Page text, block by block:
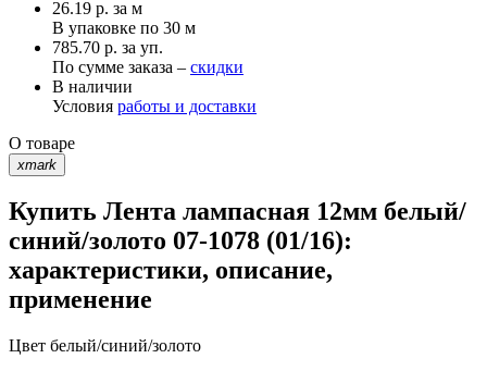
26.19 р. за м
В упаковке по 30 м
785.70 р. за уп.
По сумме заказа – скидки
В наличии
Условия работы и доставки
О товаре
xmark
Купить Лента лампасная 12мм белый/
синий/золото 07-1078 (01/16):
характеристики, описание,
применение
Цвет белый/синий/золото